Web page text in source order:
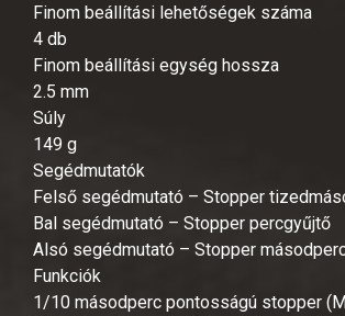
Finom beállítási lehetőségek száma
4 db
Finom beállítási egység hossza
2.5 mm
Súly
149 g
Segédmutatók
Felső segédmutató – Stopper
Bal segédmutató – Stopper percgyűjtő
Alsó segédmutató – Stopper
Funkciók
1/10 másodperc pontosságú stopper